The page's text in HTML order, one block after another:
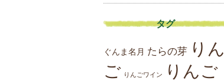
タグ
ぐんま名月 たらの芽 りん
ご りんごワイン
りんご